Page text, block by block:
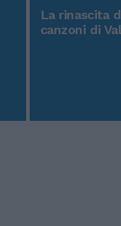
La rinascita
canzoni di